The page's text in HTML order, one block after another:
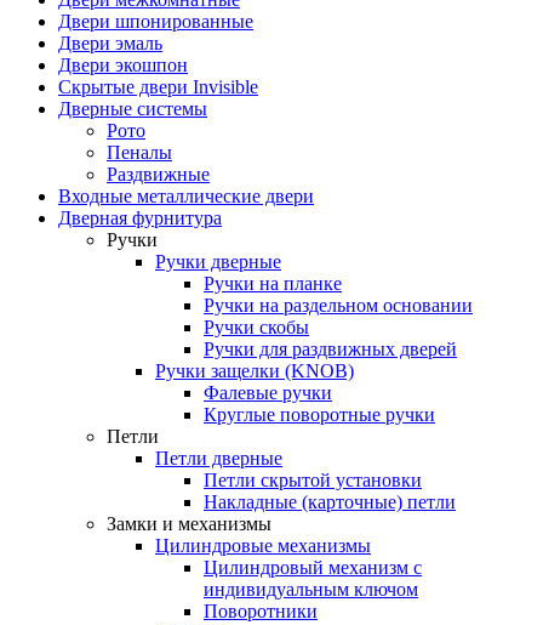
Двери шпонированные
Двери эмаль
Двери экошпон
Скрытые двери Invisible
Дверные системы
Рото
Пеналы
Раздвижные
Входные металлические двери
Дверная фурнитура
Ручки
Ручки дверные
Ручки на планке
Ручки на раздельном основании
Ручки скобы
Ручки для раздвижных дверей
Ручки защелки (KNOB)
Фалевые ручки
Круглые поворотные ручки
Петли
Петли дверные
Петли скрытой установки
Накладные (карточные) петли
Замки и механизмы
Цилиндровые механизмы
Цилиндровый механизм с
индивидуальным ключом
Поворотники